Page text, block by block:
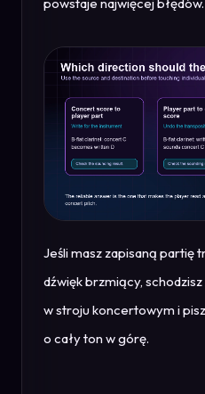
Jeśli masz zapisaną partię
dźwięk brzmiący,
w stroju koncertowym i
o cały ton w górę.